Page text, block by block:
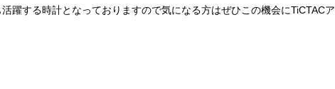
躍する時計となっておりますので気になる方はぜひこの機会にTiCTACア